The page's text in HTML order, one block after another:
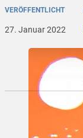
VERÖFFENTLICHT
27. Januar 2022